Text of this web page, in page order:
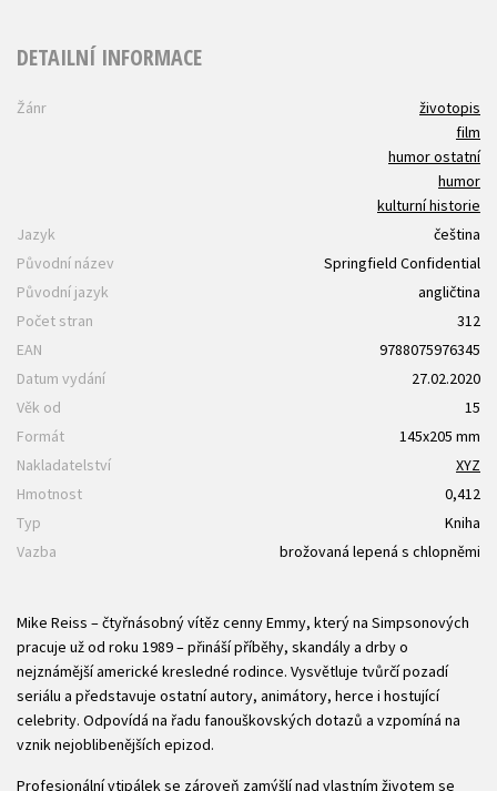
DETAILNÍ INFORMACE
Žánr
životopis
film
humor ostatní
humor
kulturní historie
Jazyk
čeština
Původní název
Springfield Confidential
Původní jazyk
angličtina
Počet stran
312
EAN
9788075976345
Datum vydání
27.02.2020
Věk od
15
Formát
145x205 mm
Nakladatelství
XYZ
Hmotnost
0,412
Typ
Kniha
Vazba
brožovaná lepená s chlopněmi
Mike Reiss – čtyřnásobný vítěz cenny Emmy, který na Simpsonových
pracuje už od roku 1989 – přináší příběhy, skandály a drby o
nejznámější americké kresledné rodince. Vysvětluje tvůrčí pozadí
seriálu a představuje ostatní autory, animátory, herce i hostující
celebrity. Odpovídá na řadu fanouškovských dotazů a vzpomíná na
vznik nejoblibenějších epizod.
Profesionální vtipálek se zároveň zamýšlí nad vlastním životem se